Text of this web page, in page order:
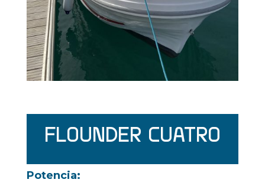
FLOUNDER CUATRO
Potencia: